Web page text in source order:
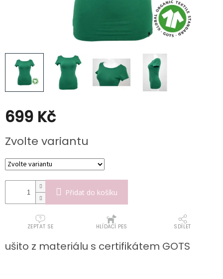
Slevy
699 Kč
cena:
Zvolte variantu
Přidat do košíku
ZEPTAT SE HLÍDACÍ PES SDÍLET
ušito z materiálu s certifikátem GOTS